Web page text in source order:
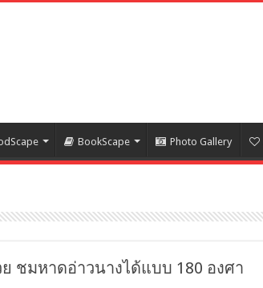
BookScape Photo Gallery
ชมหาดอ่าวนางได้แบบ 180 องศา